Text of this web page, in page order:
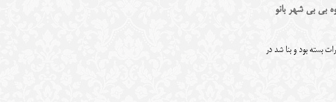
بی بی شهر بانو
بسته بود و بنا شد در